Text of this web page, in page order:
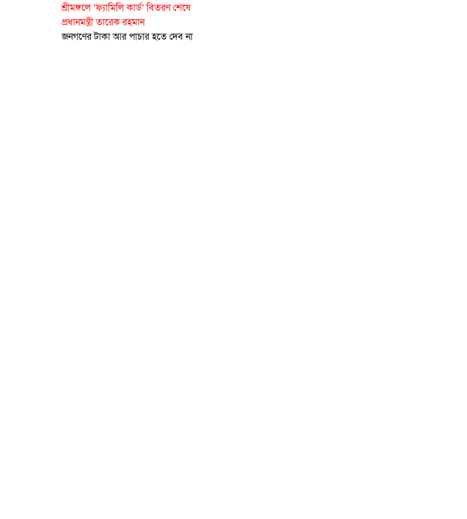
শ্রীমঙ্গলে ‘ফ্যামিলি কার্ড’ বিতরণ শেষে
প্রধানমন্ত্রী তারেক রহমান
জনগণের টাকা আর পাচার হতে দেব না